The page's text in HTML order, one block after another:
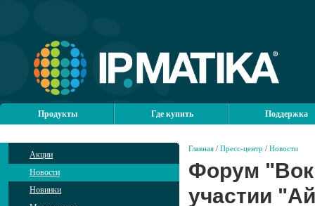
Продукты Где купить Поддержка
Акции
Новости
Новинки
Главная / Пресс-центр / Новости
Форум
участии